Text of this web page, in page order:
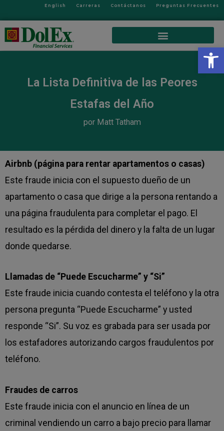
English Carreras Contáctanos Preguntas Frecuentes
La Lista Definitiva de las Peores
Estafas del Año
por Matt Tatham
Airbnb (página para rentar apartamentos o casas)
Este fraude inicia con el supuesto dueño de un
apartamento o casa que dirige a la persona rentando a
una página fraudulenta para completar el pago. El
resultado es la pérdida del dinero y la falta de un lugar
donde quedarse.
Llamadas de “Puede Escucharme” y “Si”
Este fraude inicia cuando contesta el teléfono y la otra
persona pregunta “Puede Escucharme” y usted
responde “Si”. Su voz es grabada para ser usada por
los estafadores autorizando cargos fraudulentos por
teléfono.
Fraudes de carros
Este fraude inicia con el anuncio en línea de un
criminal vendiendo un carro a bajo precio para llamar